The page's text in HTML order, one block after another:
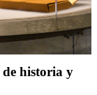
de historia y